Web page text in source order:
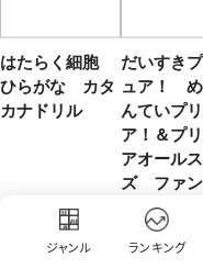
ジャンル ランキング
はたらく細胞
ひらがな カタ
カナドリル
だいすき
ュア！
んていプ
ア！＆プ
アオール
ズ ファン
ク ｖｏｌ